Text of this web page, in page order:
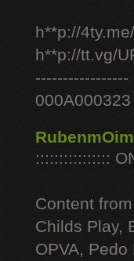
h**p://
h**p://tt.vg/
-----------------
000A000323
::::::::::::::::
Content
Childs Play,
OPVA,